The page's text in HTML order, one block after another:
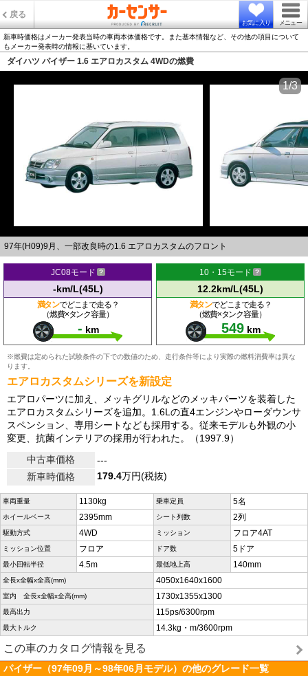
戻る
お気に入り メニュー
新車時価格はメーカー発表当時の車両本体価格です。また基本情報など、その他の項目について
もメーカー発表時の情報に基いています。
ダイハツ パイザー 1.6 エアロカスタム 4WDの燃費
97年(H09)9月、一部改良時の1.6 エアロカスタムのフロント
1/3
JC08モード
-km/L(45L)
満タンでどこまで走る？
（燃費×タンク容量）
- km
10・15モード
12.2km/L(45L)
満タンでどこまで走る？
（燃費×タンク容量）
549 km
※燃費は定められた試験条件の下での数値のため、走行条件等により実際の燃料消費率は異な
ります。
エアロカスタムシリーズを新設定
エアロパーツに加え、メッキグリルなどのメッキパーツを装着した
エアロカスタムシリーズを追加。1.6Lの直4エンジンやローダウンサ
スペンション、専用シートなども採用する。従来モデルも外観の小
変更、抗菌インテリアの採用が行われた。（1997.9）
中古車価格
---
新車時価格
179.4万円(税抜)
車両重量 1130kg 乗車定員 5名
ホイールベース 2395mm シート列数 2列
駆動方式 4WD ミッション フロア4AT
ミッション位置 フロア ドア数 5ドア
最小回転半径 4.5m 最低地上高 140mm
全長x全幅x全高(mm) 4050x1640x1600
室内 全長x全幅x全高(mm) 1730x1355x1300
最高出力 115ps/6300rpm
最大トルク 14.3kg・m/3600rpm
この車のカタログ情報を見る
パイザー（97年09月～98年06月モデル）の他のグレード一覧